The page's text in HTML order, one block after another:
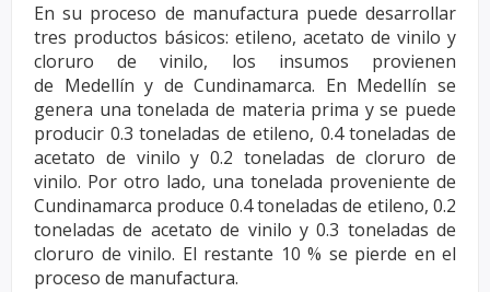
En su proceso de manufactura puede desarrollar
tres productos básicos: etileno, acetato de vinilo y
cloruro de vinilo, los insumos provienen
de Medellín y de Cundinamarca. En Medellín se
genera una tonelada de materia prima y se puede
producir 0.3 toneladas de etileno, 0.4 toneladas de
acetato de vinilo y 0.2 toneladas de cloruro de
vinilo. Por otro lado, una tonelada proveniente de
Cundinamarca produce 0.4 toneladas de etileno, 0.2
toneladas de acetato de vinilo y 0.3 toneladas de
cloruro de vinilo. El restante 10 % se pierde en el
proceso de manufactura.